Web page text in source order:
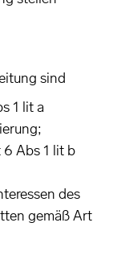
sind
1 lit a
Abs 1 lit b
des
gemäß Art